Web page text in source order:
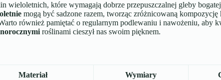
wieloletnich, które wymagają dobrze przepuszczalnej gleby
mogą być sadzone razem, tworząc zróżnicowaną kompozycję
również pamiętać o regularnym podlewaniu i nawożeniu, aby
roślinami cieszył nas swoim pięknem.
Materiał Wymiary